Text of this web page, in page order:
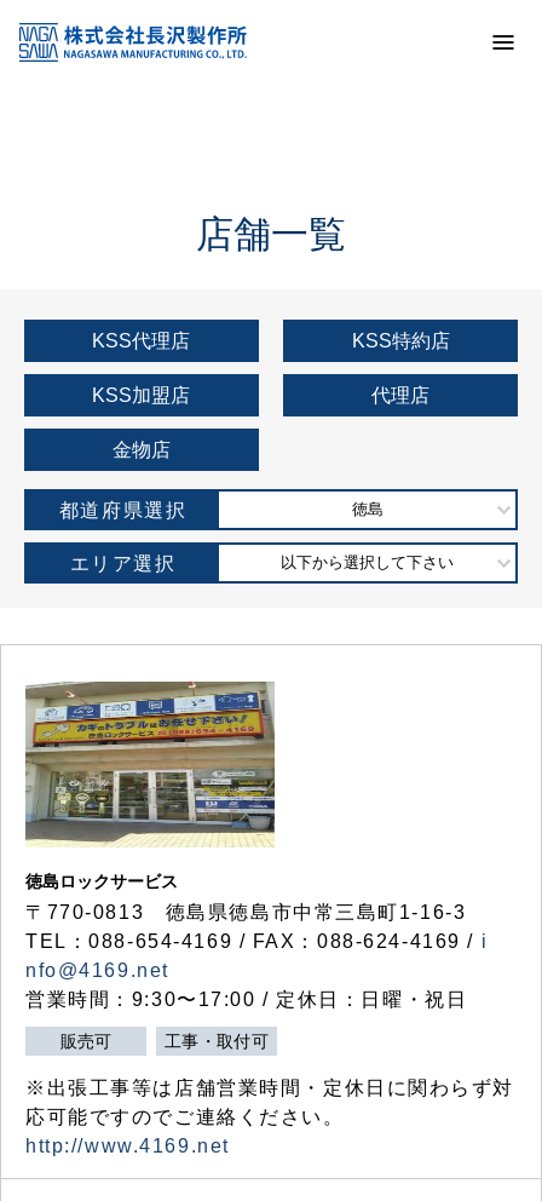
KSS加盟店・取扱店情報
店舗一覧
店舗一覧
KSS代理店 KSS特約店
KSS加盟店 代理店
金物店
都道府県選択 徳島
エリア選択 以下から選択して下さい
徳島ロックサービス
〒770-0813 徳島県徳島市中常三島町1-16-3
TEL：088-654-4169 / FAX：088-624-4169 / i
nfo@4169.net
営業時間：9:30〜17:00 / 定休日：日曜・祝日
販売可 工事・取付可
※出張工事等は店舗営業時間・定休日に関わらず対
応可能ですのでご連絡ください。
http://www.4169.net